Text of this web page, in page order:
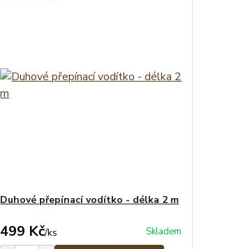
Duhové přepínací vodítko - délka 2 m
499 Kč/ks Skladem